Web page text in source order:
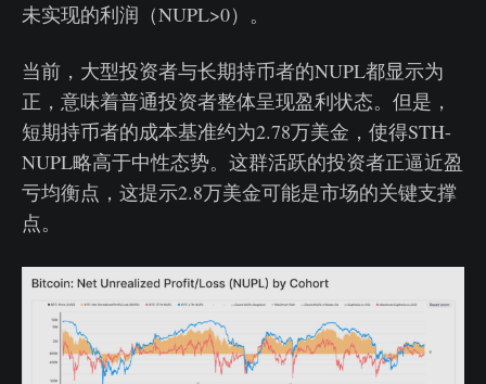
未实现的利润（NUPL>0）。
当前，大型投资者与长期持币者的NUPL都显示为
正，意味着普通投资者整体呈现盈利状态。但是，
短期持币者的成本基准约为2.78万美金，使得STH-
NUPL略高于中性态势。这群活跃的投资者正逼近盈
亏均衡点，这提示2.8万美金可能是市场的关键支撑
点。